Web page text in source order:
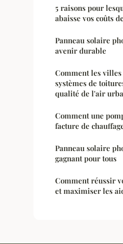
5 raisons pour
abaisse vos coûts
Panneau solaire
avenir durable
Comment les
systèmes de
qualité de l'air
Comment une
facture de
Panneau solaire
gagnant pour tous
Comment réussir
et maximiser les